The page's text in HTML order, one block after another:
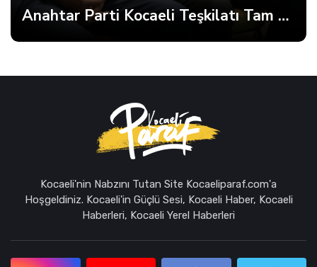
Anahtar Parti Kocaeli Teşkilatı Tam Kadro Toplandı
Kocaeli'nin Nabzını Tutan Site Kocaeliparaf.com'a
Hoşgeldiniz. Kocaeli'in Güçlü Sesi, Kocaeli Haber, Kocaeli
Haberleri, Kocaeli Yerel Haberleri